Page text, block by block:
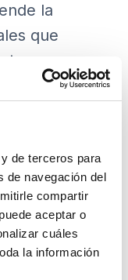
de terceros para
de navegación del
compartir
aceptar o
cuáles
la información
la
que
en
transbordo
añade.
concepto
que